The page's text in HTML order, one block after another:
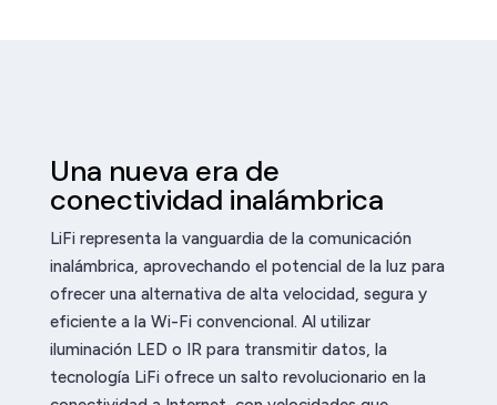
Una nueva era de
conectividad inalámbrica
LiFi representa la vanguardia de la comunicación
inalámbrica, aprovechando el potencial de la luz para
ofrecer una alternativa de alta velocidad, segura y
eficiente a la Wi-Fi convencional. Al utilizar
iluminación LED o IR para transmitir datos, la
tecnología LiFi ofrece un salto revolucionario en la